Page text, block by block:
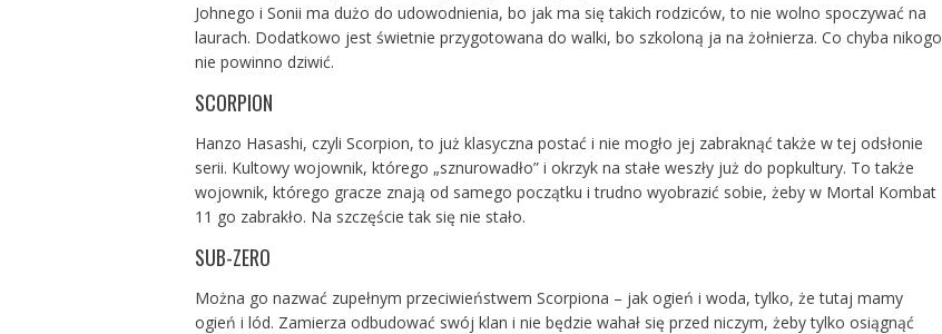
Johnego i Sonii ma dużo do udowodnienia, bo jak ma się takich rodziców, to nie wolno spoczywać na
laurach. Dodatkowo jest świetnie przygotowana do walki, bo szkoloną ja na żołnierza. Co chyba nikogo
nie powinno dziwić.
SCORPION
Hanzo Hasashi, czyli Scorpion, to już klasyczna postać i nie mogło jej zabraknąć także w tej odsłonie
serii. Kultowy wojownik, którego „sznurowadło” i okrzyk na stałe weszły już do popkultury. To także
wojownik, którego gracze znają od samego początku i trudno wyobrazić sobie, żeby w Mortal Kombat
11 go zabrakło. Na szczęście tak się nie stało.
SUB-ZERO
Można go nazwać zupełnym przeciwieństwem Scorpiona – jak ogień i woda, tylko, że tutaj mamy
ogień i lód. Zamierza odbudować swój klan i nie będzie wahał się przed niczym, żeby tylko osiągnąć